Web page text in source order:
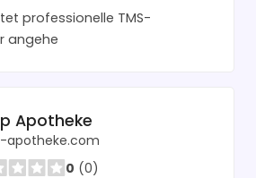
professionelle TMS-
angehe
Apotheke
apotheke.com
0 (0)